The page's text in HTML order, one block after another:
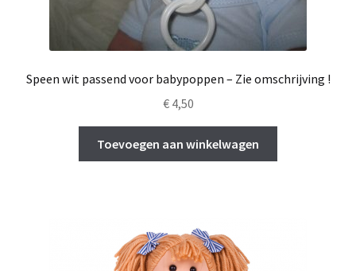
Speen wit passend voor babypoppen – Zie omschrijving !
€4,50
Toevoegen aan winkelwagen